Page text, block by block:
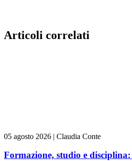
Articoli correlati
05 agosto 2026 | Claudia Conte
Formazione, studio e